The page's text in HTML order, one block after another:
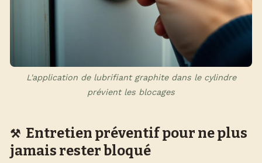
L'application de lubrifiant graphite dans le cylindre
prévient les blocages
Entretien préventif pour ne plus
jamais rester bloqué